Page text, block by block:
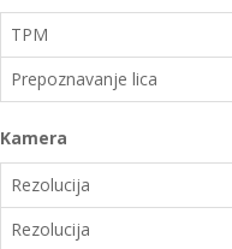
TPM
Prepoznavanje lica
Kamera
Rezolucija
Rezolucija